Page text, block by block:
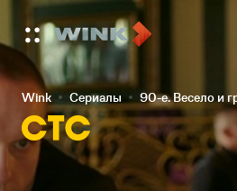
Wink Сериалы 90-е. Весело и